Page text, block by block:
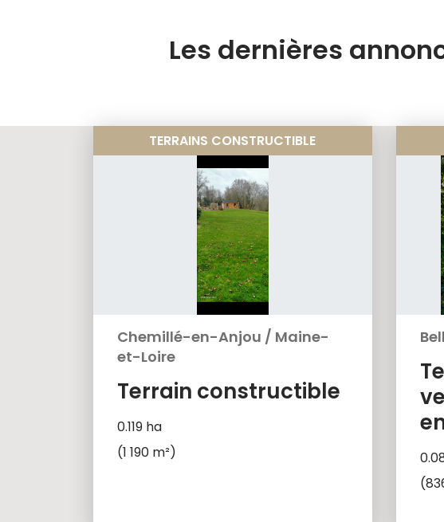
Les dernières
TERRAINS CONSTRUCTIBLE
Chemillé-en-Anjou / Maine-
et-Loire
Terrain constructible
0.119 ha
(1 190 m²)